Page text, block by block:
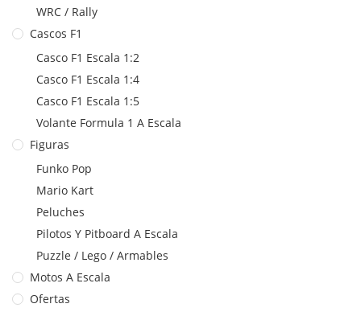
WRC / Rally
Cascos F1
Casco F1 Escala 1:2
Casco F1 Escala 1:4
Casco F1 Escala 1:5
Volante Formula 1 A Escala
Figuras
Funko Pop
Mario Kart
Peluches
Pilotos Y Pitboard A Escala
Puzzle / Lego / Armables
Motos A Escala
Ofertas